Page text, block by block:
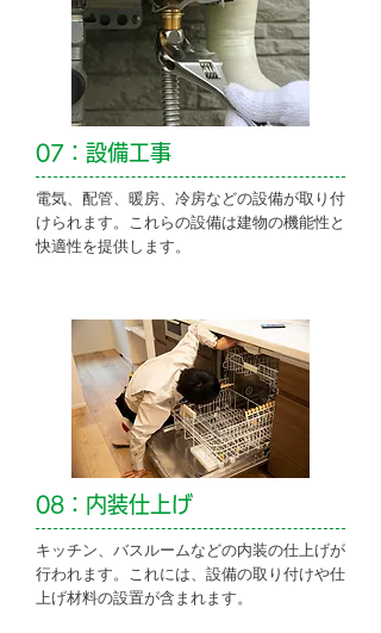
07：設備工事
電気、配管、暖房、冷房などの設備が取り付
けられます。これらの設備は建物の機能性と
快適性を提供します。
08：内装仕上げ
キッチン、バスルームなどの内装の仕上げが
行われます。これには、設備の取り付けや仕
上げ材料の設置が含まれます。